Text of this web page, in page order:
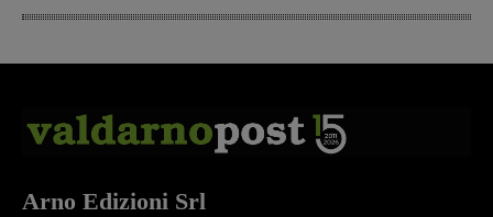
Arno Edizioni Srl